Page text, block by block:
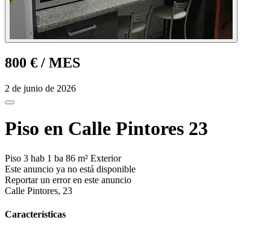
800 € / MES
2 de junio de 2026
Piso en Calle Pintores 23
Piso 3 hab 1 ba 86 m² Exterior
Este anuncio ya no está disponible
Reportar un error en este anuncio
Calle Pintores, 23
Características